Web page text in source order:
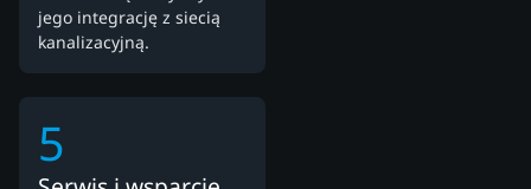
jego integrację z siecią
kanalizacyjną.
5